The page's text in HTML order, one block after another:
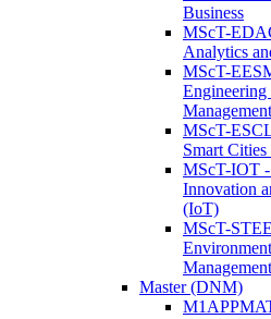
Business
MScT-
Analytics
MScT-
Engineering
Management
MScT-
Smart
MScT-IOT
Innovation
(IoT)
MScT-
Management
Master (DNM)